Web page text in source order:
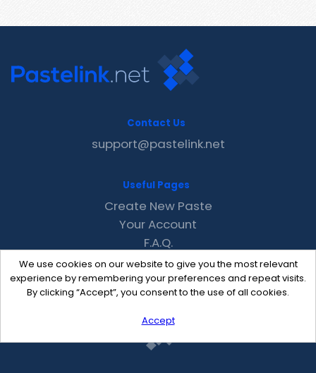
We use cookies on our website to give you the most relevant
experience by remembering your preferences and repeat visits.
By clicking “Accept”, you consent to the use of all cookies.
Accept
Contact Us
support@pastelink.net
Useful Pages
Create New Paste
Your Account
F.A.Q.
Recent
Contact